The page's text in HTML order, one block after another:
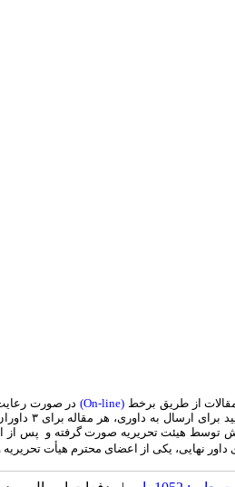
از طریق برخط (On-line)
در صورت رعایت
سردبیر، در
توسط هیئت تحریریه صورت گرفته و پس
داور نهایی، یکی از اعضای محترم هیأت